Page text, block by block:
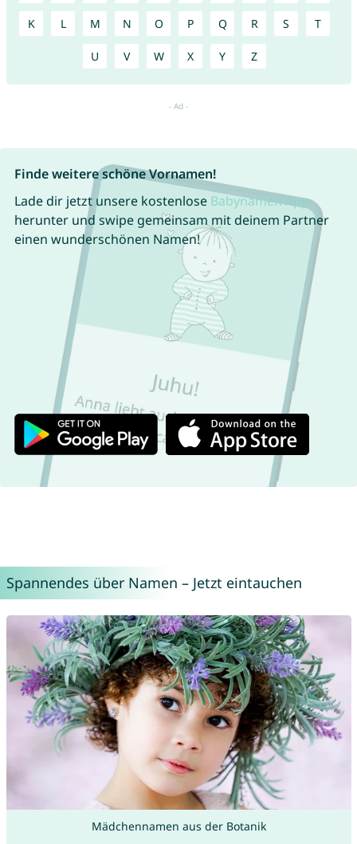
K L M N O P Q R S T
U V W X Y Z
Finde weitere schöne Vornamen!
Lade dir jetzt unsere kostenlose Babynamen App
herunter und swipe gemeinsam mit deinem Partner
einen wunderschönen Namen!
Spannendes über Namen – Jetzt eintauchen
Mädchennamen aus der Botanik